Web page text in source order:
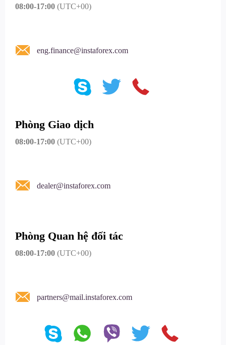
08:00-17:00 (UTC+00)
eng.finance@instaforex.com
Phòng Giao dịch
08:00-17:00 (UTC+00)
dealer@instaforex.com
Phòng Quan hệ đối tác
08:00-17:00 (UTC+00)
partners@mail.instaforex.com